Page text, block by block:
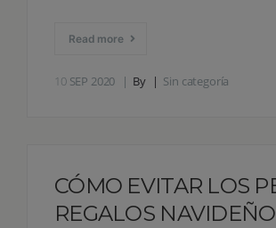
Read more
10 SEP 2020 By Sin categoría
CÓMO EVITAR LOS
REGALOS